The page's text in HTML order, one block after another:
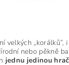
„korálků”,
nebo pěkně
jednu jedinou